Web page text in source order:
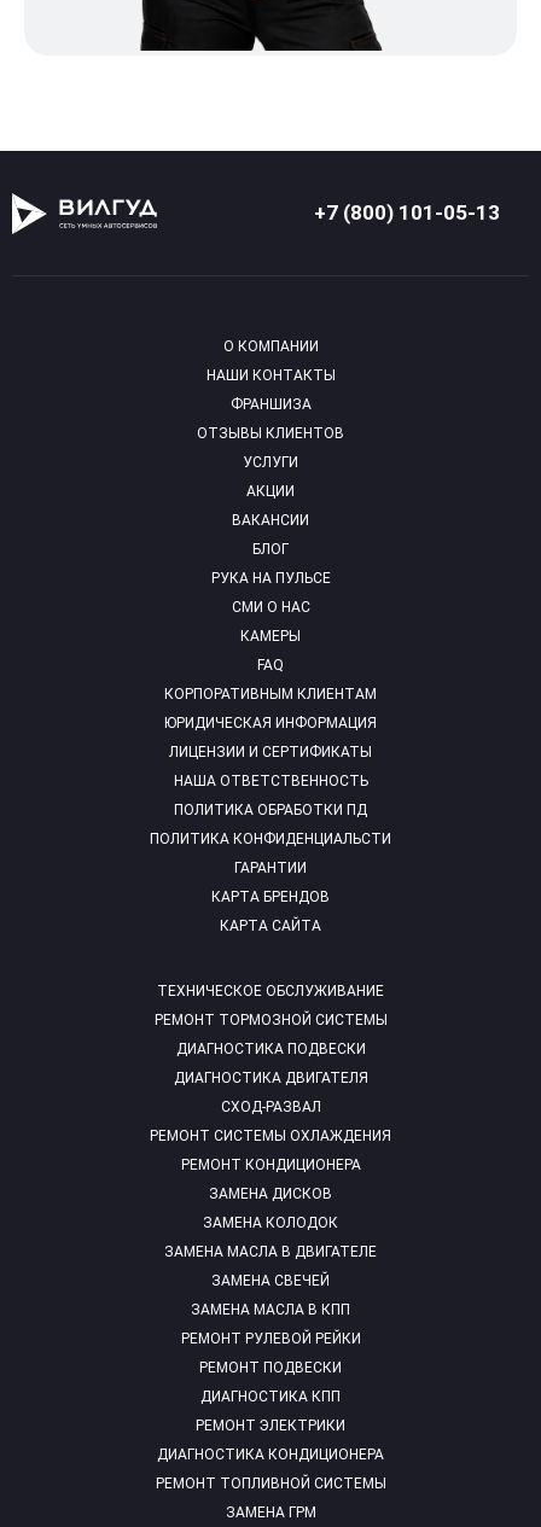
+7 (800) 101-05-13
О КОМПАНИИ
НАШИ КОНТАКТЫ
ФРАНШИЗА
ОТЗЫВЫ КЛИЕНТОВ
УСЛУГИ
АКЦИИ
ВАКАНСИИ
БЛОГ
РУКА НА ПУЛЬСЕ
СМИ О НАС
КАМЕРЫ
FAQ
ТЕХНИЧЕСКОЕ ОБСЛУЖИВАНИЕ
РЕМОНТ ТОРМОЗНОЙ СИСТЕМЫ
ДИАГНОСТИКА ПОДВЕСКИ
ДИАГНОСТИКА ДВИГАТЕЛЯ
СХОД-РАЗВАЛ
РЕМОНТ СИСТЕМЫ ОХЛАЖДЕНИЯ
РЕМОНТ КОНДИЦИОНЕРА
ЗАМЕНА ДИСКОВ
ЗАМЕНА КОЛОДОК
ЗАМЕНА МАСЛА В ДВИГАТЕЛЕ
ЗАМЕНА СВЕЧЕЙ
ЗАМЕНА МАСЛА В КПП
РЕМОНТ РУЛЕВОЙ РЕЙКИ
РЕМОНТ ПОДВЕСКИ
ДИАГНОСТИКА КПП
РЕМОНТ ЭЛЕКТРИКИ
ДИАГНОСТИКА КОНДИЦИОНЕРА
РЕМОНТ ТОПЛИВНОЙ СИСТЕМЫ
ЗАМЕНА ГРМ
КОРПОРАТИВНЫМ КЛИЕНТАМ
ЮРИДИЧЕСКАЯ ИНФОРМАЦИЯ
ЛИЦЕНЗИИ И СЕРТИФИКАТЫ
НАША ОТВЕТСТВЕННОСТЬ
ПОЛИТИКА ОБРАБОТКИ ПД
ПОЛИТИКА КОНФИДЕНЦИАЛЬСТИ
ГАРАНТИИ
КАРТА БРЕНДОВ
КАРТА САЙТА